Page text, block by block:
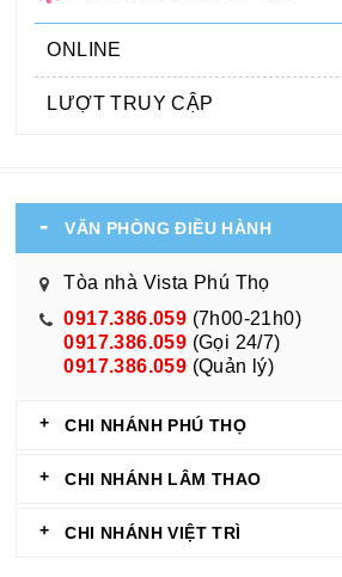
ONLINE
LƯỢT TRUY CẬP
VĂN PHÒNG ĐIỀU HÀNH
Tòa nhà Vista Phú Thọ
0917.386.059 (7h00-21h0)
0917.386.059 (Gọi 24/7)
0917.386.059 (Quản lý)
CHI NHÁNH PHÚ THỌ
CHI NHÁNH LÂM THAO
CHI NHÁNH VIỆT TRÌ